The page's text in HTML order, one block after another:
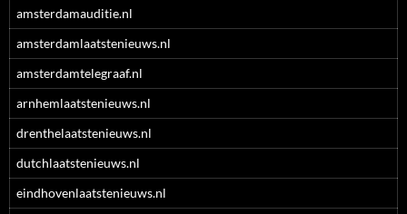
amsterdamauditie.nl
amsterdamlaatstenieuws.nl
amsterdamtelegraaf.nl
arnhemlaatstenieuws.nl
drenthelaatstenieuws.nl
dutchlaatstenieuws.nl
eindhovenlaatstenieuws.nl